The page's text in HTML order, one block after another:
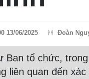
13/06/2025 Đoàn
Ban tổ chức,
liên quan đến